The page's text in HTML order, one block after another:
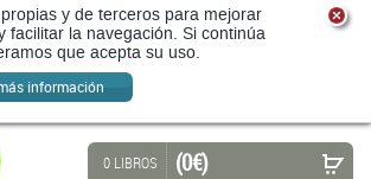
propias y de terceros para mejorar
facilitar la navegación. Si continúa
que acepta su uso.
información
0 LIBROS (0 €)